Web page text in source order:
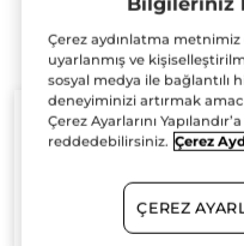
%100
aktifler
Çerez aydınlatma
uyarlanmış ve
sosyal medya ile bağlantılı
deneyiminizi artırmak
Çerez Ayarlarını
reddedebilirsiniz. Çerez
ÇEREZ